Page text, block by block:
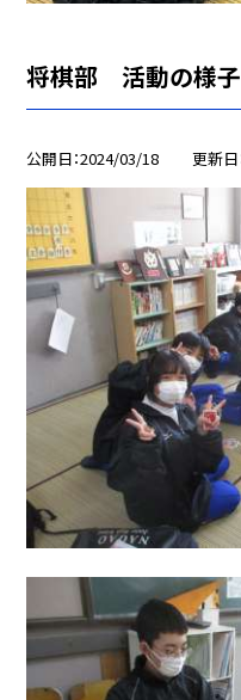
将棋部 活動の様子
公開日 2024/03/18 更新日